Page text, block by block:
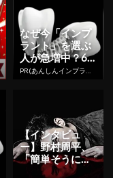
なぜ今「インプ
ラント」を選ぶ
人が急増中？65
歳以上の方は要
【インタビュ
ー】野村周平、
「簡単そうに見
えるけれど、ち